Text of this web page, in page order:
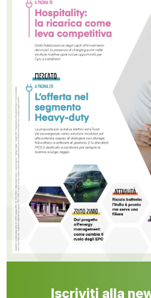
Iscriviti alla